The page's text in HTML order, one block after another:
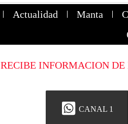
Actualidad Manta
RECIBE INFORMACION
CANAL 1